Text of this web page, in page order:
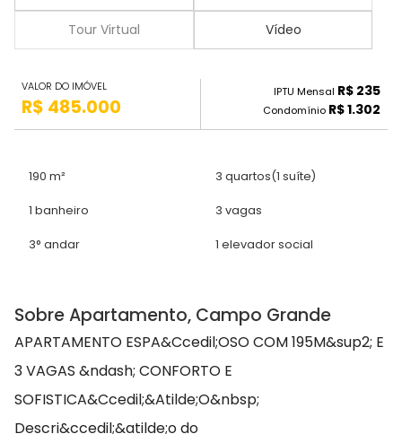
Tour Virtual Vídeo
VALOR DO IMÓVEL
R$ 485.000
IPTU Mensal R$ 235
Condomínio R$ 1.302
190 m² 3 quartos(1 suíte)
1 banheiro 3 vagas
3° andar 1 elevador social
Sobre Apartamento, Campo Grande
APARTAMENTO ESPA&Ccedil;OSO COM 195M&sup2; E
3 VAGAS &ndash; CONFORTO E
SOFISTICA&Ccedil;&Atilde;O&nbsp;
Descri&ccedil;&atilde;o do